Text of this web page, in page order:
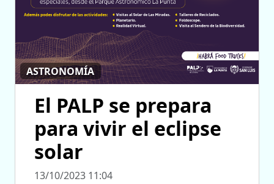
ASTRONOMÍA
El PALP se prepara
para vivir el eclipse
solar
13/10/2023 11:04